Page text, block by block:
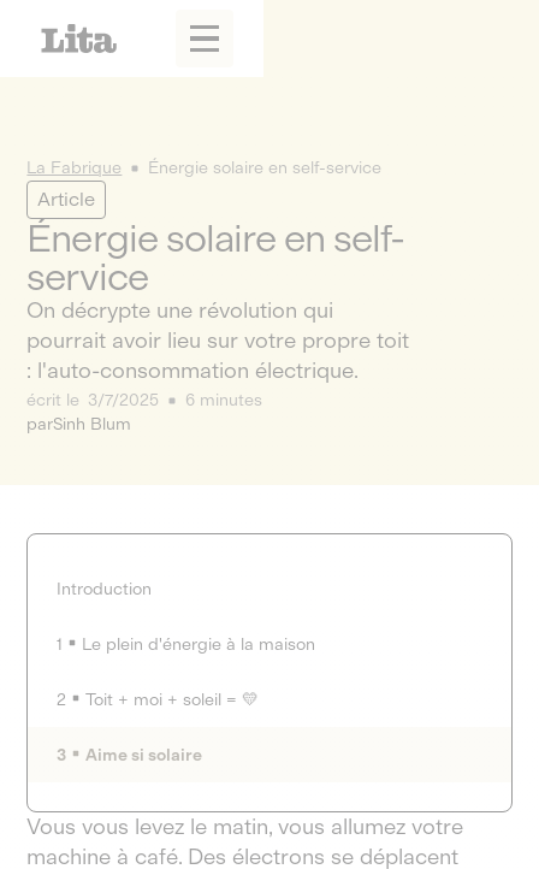
La Fabrique Énergie solaire en self-service
Article
Énergie solaire en self-
service
On décrypte une révolution qui
pourrait avoir lieu sur votre propre toit
: l'auto-consommation électrique.
écrit le 3/7/2025
6 minutes
parSinh Blum
Introduction
1 Le plein d'énergie à la maison
2 Toit + moi + soleil = 💛
3 Aime si solaire
Vous vous levez le matin, vous allumez votre
machine à café. Des électrons se déplacent